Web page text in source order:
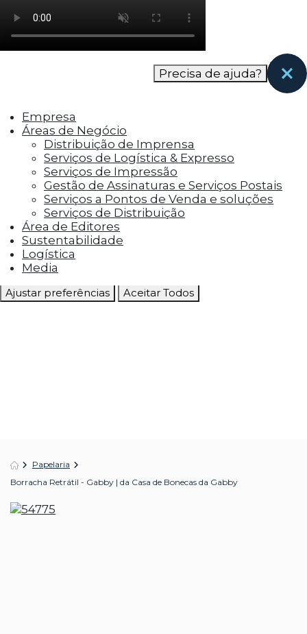
como os visitantes interagem com o site. Esses
cookies ajudam a fornecer informações sobre
as métricas do número de visitantes, taxa de
rejeição, origem do tráfego, etc.
funcionalidades, como compartilhar o
conteúdo do site em plataformas de social
media, coletar feedbacks e outros recursos de
terceiros.
Cookies Marketing
Os cookies de marketing são usados para
entregar aos visitantes anúncios
personalizados com base nas páginas que eles
visitaram antes e analisar a eficácia da
campanha publicitária.
Ajustar preferências Aceitar Todos
Precisa de ajuda?
Empresa
Áreas de Negócio
Distribuição de Imprensa
Serviços de Logística & Expresso
Serviços de Impressão
Gestão de Assinaturas e Serviços Postais
Serviços a Pontos de Venda e soluções
Serviços de Distribuição
Área de Editores
Sustentabilidade
Logística
Media
Papelaria
Borracha Retrátil - Gabby | da Casa de Bonecas da Gabby